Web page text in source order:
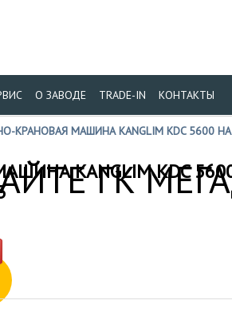
О ЗАВОДЕ TRADE-IN КОНТАКТЫ
ГК
КРАНОВАЯ МАШИНА KANGLIM KDC 5600
KANGLIM KDC